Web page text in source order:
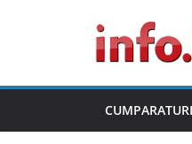
CUMPARATURI